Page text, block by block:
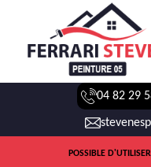
04 82 29
POSSIBLE